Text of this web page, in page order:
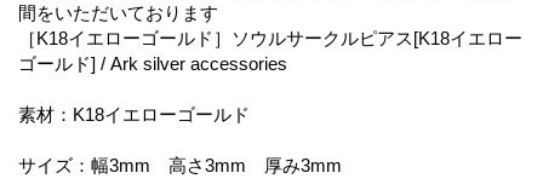
間をいただいております
［K18イエローゴールド］ソウルサークルピアス[K18イエロー
ゴールド] / Ark silver accessories
素材：K18イエローゴールド
サイズ：幅3mm 高さ3mm 厚み3mm